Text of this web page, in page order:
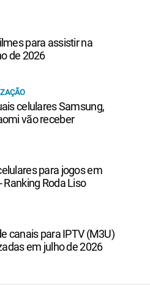
para assistir na
de 2026
celulares Samsung,
vão receber
para jogos em
Ranking Roda Liso
canais para IPTV (M3U)
em julho de 2026